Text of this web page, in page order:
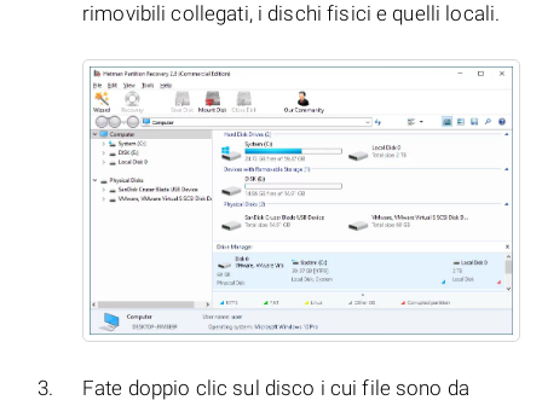
rimovibili collegati, i dischi fisici e quelli locali.
Fate doppio clic sul disco i cui file sono da